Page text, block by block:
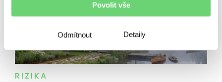
Detaily
Povolit vše
Odmítnout
RIZIKA